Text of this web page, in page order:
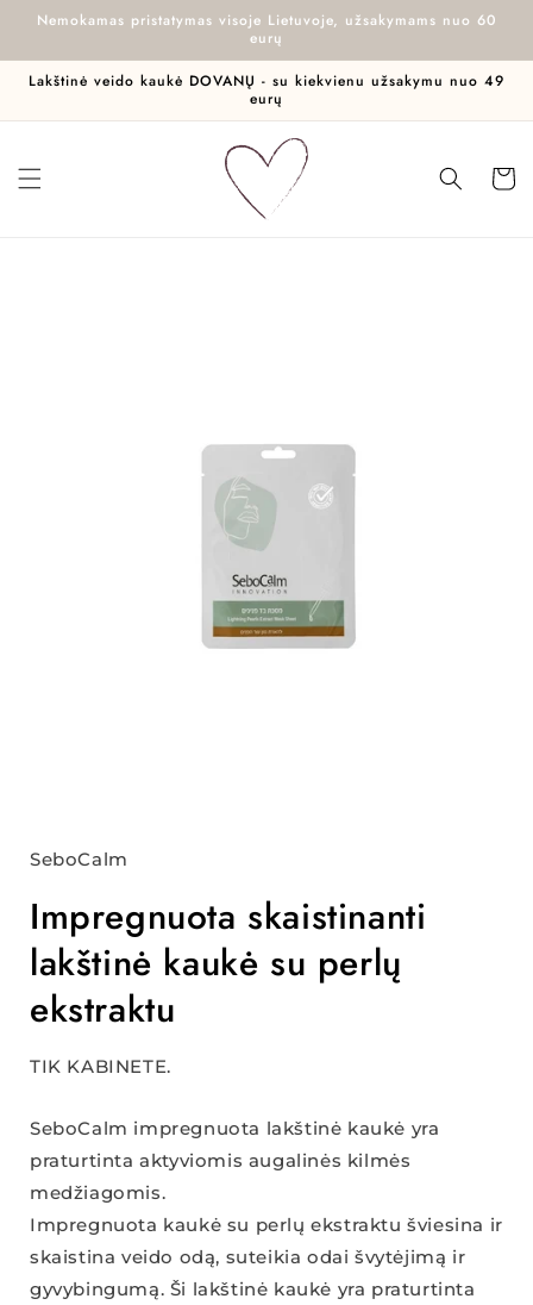
Eiti į
Nemokamas pristatymas visoje Lietuvoje, užsakymams nuo 60
eurų
Lakštinė veido kaukė DOVANŲ - su kiekvienu užsakymu nuo 49
eurų
SeboCalm
Impregnuota skaistinanti
lakštinė kaukė su perlų
ekstraktu
TIK KABINETE.
SeboCalm impregnuota lakštinė kaukė yra
praturtinta aktyviomis augalinės kilmės
medžiagomis.
Impregnuota kaukė su perlų ekstraktu šviesina ir
skaistina veido odą, suteikia odai švytėjimą ir
gyvybingumą. Ši lakštinė kaukė yra praturtinta